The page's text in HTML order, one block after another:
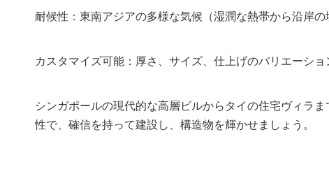
耐候性：東南アジアの多様な気候（湿潤な熱帯から沿岸
カスタマイズ可能：厚さ、サイズ、仕上げのバリエーシ
シンガポールの現代的な高層ビルからタイの住宅ヴィラ
性で、確信を持って建設し、構造物を輝かせましょう。